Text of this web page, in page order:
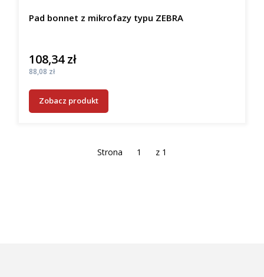
Pad bonnet z mikrofazy typu ZEBRA
Cena
108,34 zł
Cena
88,08 zł
Zobacz produkt
Strona z 1